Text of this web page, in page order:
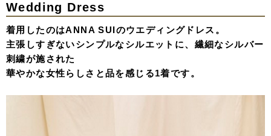
Wedding Dress
着用したのはANNA SUIのウエディングドレス。
主張しすぎないシンプルなシルエットに、繊細なシルバー
刺繍が施された
華やかな女性らしさと品を感じる1着です。